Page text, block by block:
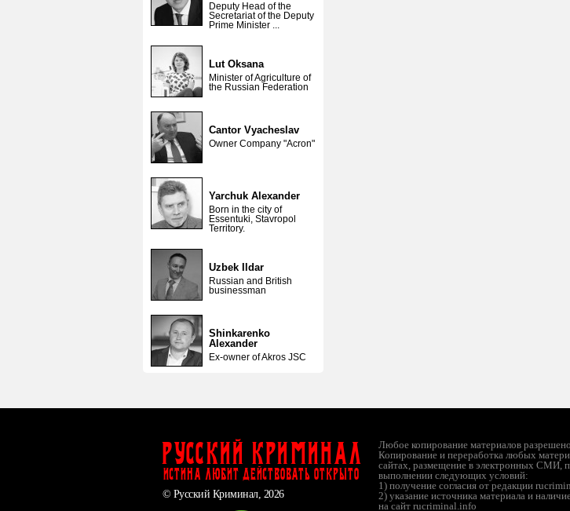
Deputy Head of the
Secretariat of the Deputy
Prime Minister ...
Lut Oksana
Minister of Agriculture of
the Russian Federation
Cantor Vyacheslav
Owner Company "Acron"
Yarchuk Alexander
Born in the city of
Essentuki, Stavropol
Territory.
Uzbek Ildar
Russian and British
businessman
Shinkarenko
Alexander
Ex-owner of Akros JSC
Русский Криминал
ИСТИНА ЛЮБИТ ДЕЙСТВОВАТЬ ОТКРЫТО
© Русский Криминал, 2026
Любое копирование материалов
Копирование и переработка любых
сайтах, размещение в электронных СМИ,
выполнении следующих условий:
1) получение согласия от редакции
2) указание источника материала и
на сайт rucriminal.info